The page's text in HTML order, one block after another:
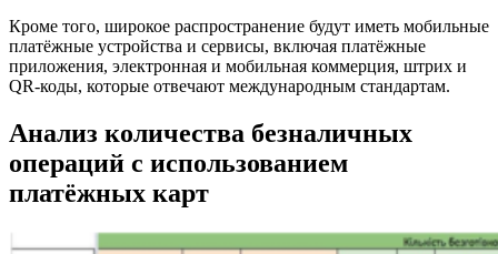
Кроме того, широкое распространение будут иметь мобильные
платёжные устройства и сервисы, включая платёжные
приложения, электронная и мобильная коммерция, штрих и
QR-коды, которые отвечают международным стандартам.
Анализ количества безналичных
операций с использованием
платёжных карт